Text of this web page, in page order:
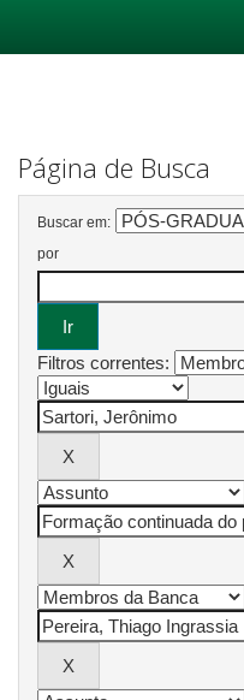
Página de Busca
Buscar em:
por
Filtros correntes: